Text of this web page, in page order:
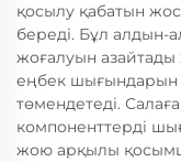
қосылу қабатын
береді. Бұл алдын-
жоғалуын
еңбек шығындарын
төмендетеді.
компоненттерді
жою арқылы